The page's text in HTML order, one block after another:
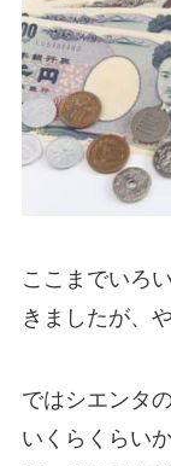
ここまでいろ
きましたが、
ではシエンタ
いくらくらい